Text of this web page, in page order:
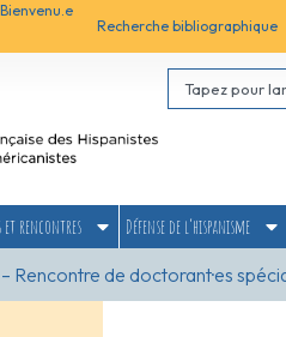
Bienvenu.e
Recherche bibliographique
et rencontres Défense de l’hispanisme
Rencontre de doctorant·es